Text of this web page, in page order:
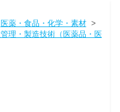
医薬・食品・化学・素材>
理・製造技術（医薬品・医